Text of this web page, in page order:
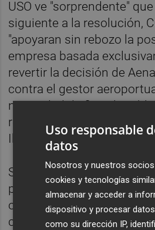
USO ve "sorprendente"
siguiente a la resolución,
"apoyaran sin rebozo la
empresa basada
revertir la decisión de
contra el gestor
necesidad de fijar el
realización del
Iberia.
Sin embargo, prosigue el
principio de este mes,
organizaciones "parece
cuenta" de que la aerolínea
Uso responsable
datos
Nosotros y nuestros
cookies y tecnologías
almacenar y acceder a
dispositivo y procesar
como su dirección IP,